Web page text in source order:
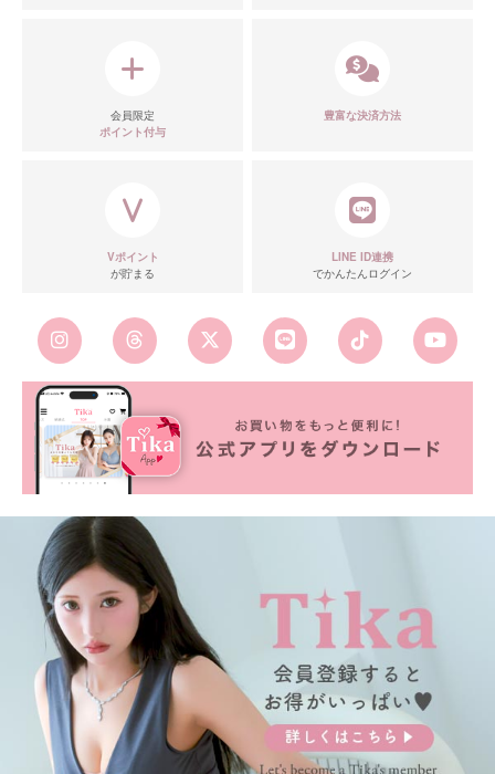
■カラーバリエーション
会員限定
ポイント付与
豊富な決済方法
Vポイント
が貯まる
LINE ID連携
でかんたんログイン